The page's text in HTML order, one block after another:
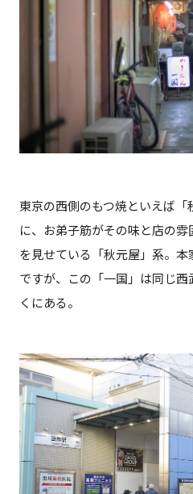
東京の西側のもつ焼といえば
に、お弟子筋がその味と店の雰
を見せている「秋元屋」系。本
ですが、この「一国」は同じ
くにある。